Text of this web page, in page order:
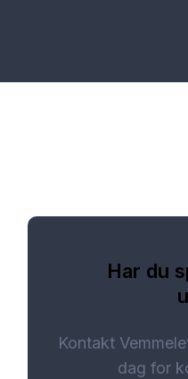
Har du
Kontakt
dag for